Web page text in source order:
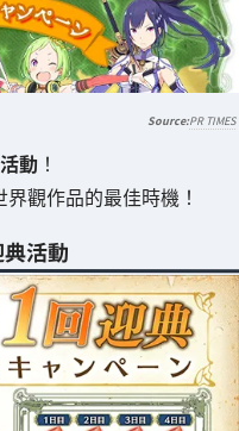
PR TIMES
動 ！
觀作品的最佳時機！
活動